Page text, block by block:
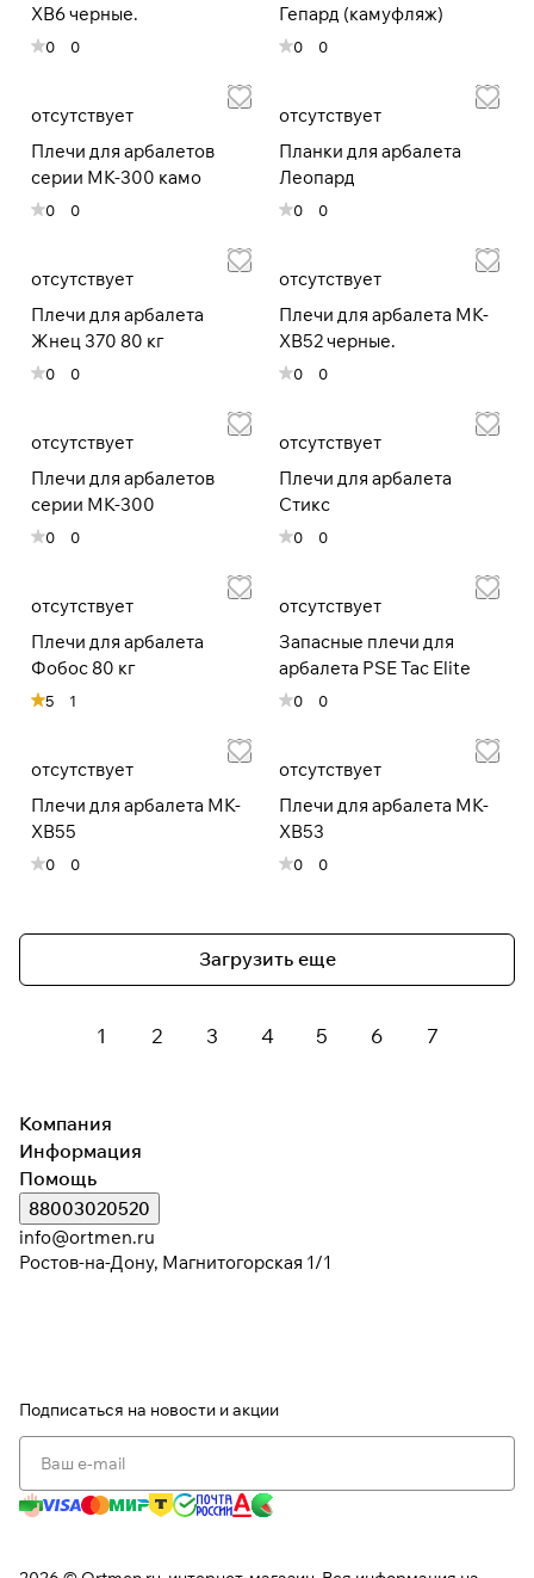
XB6 черные.
0 0
Гепард (камуфляж)
0 0
отсутствует
Плечи для арбалетов
серии MK-300 камо
0 0
отсутствует
Планки для арбалета
Леопард
0 0
отсутствует
Плечи для арбалета
Жнец 370 80 кг
0 0
отсутствует
Плечи для арбалета МК-
XB52 черные.
0 0
отсутствует
Плечи для арбалетов
серии MK-300
0 0
отсутствует
Плечи для арбалета
Стикс
0 0
отсутствует
Плечи для арбалета
Фобос 80 кг
5 1
отсутствует
Запасные плечи для
арбалета PSE Tac Elite
0 0
отсутствует
Плечи для арбалета МК-
XB55
0 0
отсутствует
Плечи для арбалета МК-
XB53
0 0
Загрузить еще
1 2 3 4 5 6 7
об оплате Плайтом
раз в 2 недели
Остались вопросы?
8 800 302-02-51
plait.ru
Компания
Информация
Помощь
88003020520
info@ortmen.ru
Ростов-на-Дону, Магнитогорская 1/1
Подписаться на новости и акции